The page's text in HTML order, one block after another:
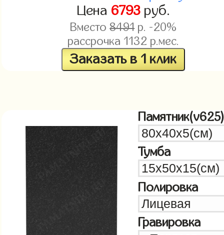
Цена 6793руб.
Вместо8491р. -20%
рассрочка 1132 р.мес.
Заказать в 1 клик
Памятник(v625)
Тумба
Полировка
Гравировка